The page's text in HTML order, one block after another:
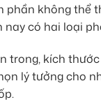
phần không thể
nay có hai loại
trong, kích
lý tưởng cho